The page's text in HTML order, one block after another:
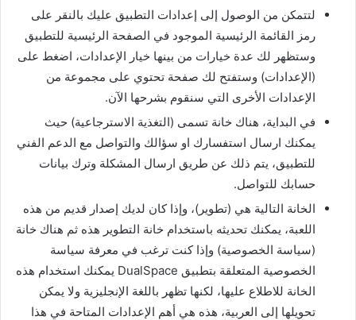
لتتمكن من الوصول إلى إعدادات التطبيق عليك بالنقر على
رمز القائمة الرئيسية الموجود في الصفحة الرئيسية للتطبيق
وستظهر لك عدة خيارات من بينها خيار الإعدادات، اضغط على
(الإعدادات) وستفتح لك صفحة تحتوي على مجموعة من
الإعدادات الأخرى التي سنقوم بشرحها الآن.
في البداية، هناك خانة تسمى (التغذية الاسترجاعية) حيث
يمكنك ارسال استفسارك او سؤالك والتواصل مع الدعم الفني
للتطبيق، يتم ذلك عن طريق ارسال المشكلة وترك بيانات
حسابك للتواصل.
الخانة التالية هي (تطوير)، وإذا كان لديك إصدار قديم من هذه
اللعبة، يمكنك تحديثه باستخدام خانة التطوير هذه ثم هناك خانة
(سياسة الخصوصية) وإذا كنت ترغب في معرفة سياسة
الخصوصية المتعلقة بتطبيق DualSpace يمكنك استخدام هذه
الخانة للاطلاع عليها، لكنها تظهر باللغة الإنجليزية ولا يمكن
تحويلها إلى العربية، هذه هي أهم الإعدادات المتاحة في هذا